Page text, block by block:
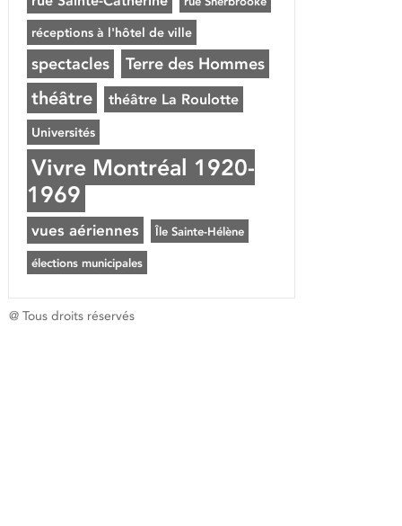
réceptions à l'hôtel de ville
spectacles Terre des Hommes
théâtre théâtre La Roulotte
Universités
Vivre Montréal 1920-
1969
vues aériennes Île Sainte-Hélène
élections municipales
@ Tous droits réservés